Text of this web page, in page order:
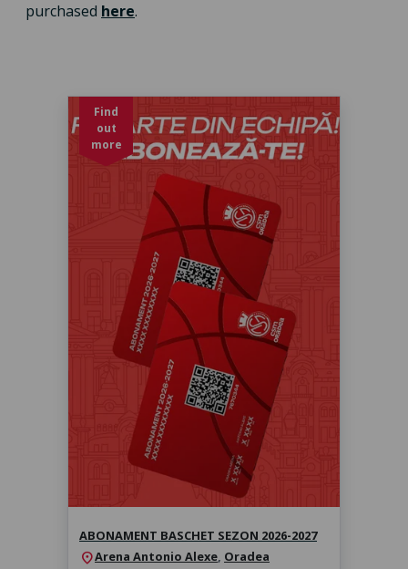
purchased here.
Abonament baschet sezon 2026-
2027
Sezonul 2026-2027
Find
out
more
ABONAMENT BASCHET SEZON 2026-2027
location_onArena Antonio Alexe, Oradea